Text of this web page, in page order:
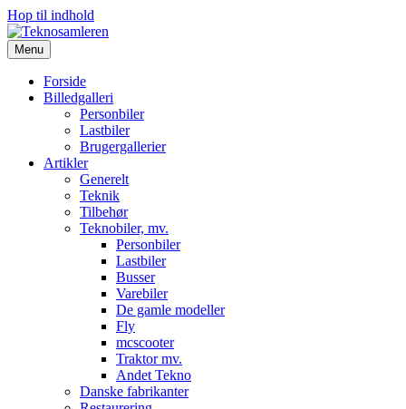
Hop til indhold
Menu
Forside
Billedgalleri
Personbiler
Lastbiler
Brugergallerier
Artikler
Generelt
Teknik
Tilbehør
Teknobiler, mv.
Personbiler
Lastbiler
Busser
Varebiler
De gamle modeller
Fly
mcscooter
Traktor mv.
Andet Tekno
Danske fabrikanter